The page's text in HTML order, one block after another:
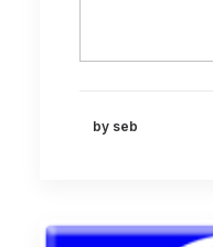
by seb